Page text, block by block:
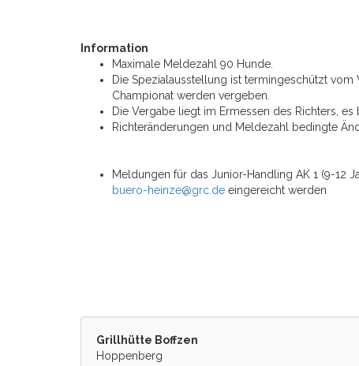
Information
Maximale Meldezahl 90 Hunde.
Die Spezialausstellung ist termingeschützt vom
Championat werden vergeben.
Die Vergabe liegt im Ermessen des Richters, es
Richteränderungen und Meldezahl bedingte
Meldungen für das Junior-Handling AK 1 (9-12
buero-heinze@grc.de eingereicht werden
Grillhütte Boffzen
Hoppenberg